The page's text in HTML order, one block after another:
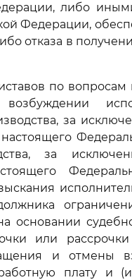
либо
Федерации,
отказа в
по вопросам
за
настоящего
за
основании
или
и отмены
плату и